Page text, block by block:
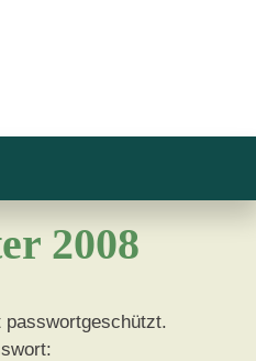
2008